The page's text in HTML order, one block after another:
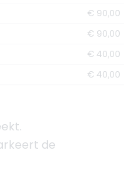
€ 90,00
€ 90,00
€ 40,00
€ 40,00
de